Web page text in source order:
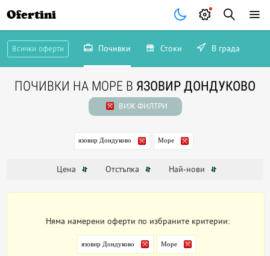
Ofertini
Всички оферти Почивки Стоки В града
ПОЧИВКИ НА МОРЕ В ЯЗОВИР ДОНДУКОВО
ВИЖ ФИЛТРИ
язовир Дондуково Море
Цена Отстъпка Най-нови
Няма намерени оферти по избраните критерии:
язовир Дондуково Море